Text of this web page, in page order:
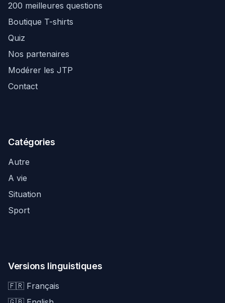
200 meilleures questions
Boutique T-shirts
Quiz
Nos partenaires
Modérer les JTP
Contact
Catégories
Autre
A vie
Situation
Sport
Versions linguistiques
🇫🇷 Français